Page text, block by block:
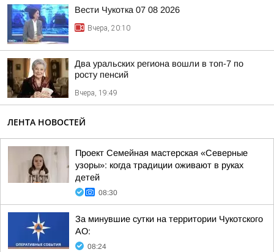
Вести Чукотка 07 08 2026
Вчера, 20:10
Два уральских региона вошли в топ-7 по
росту пенсий
Вчера, 19:49
ЛЕНТА НОВОСТЕЙ
Проект Семейная мастерская «Северные
узоры»: когда традиции оживают в руках
детей
08:30
За минувшие сутки на территории Чукотского
АО:
08:24